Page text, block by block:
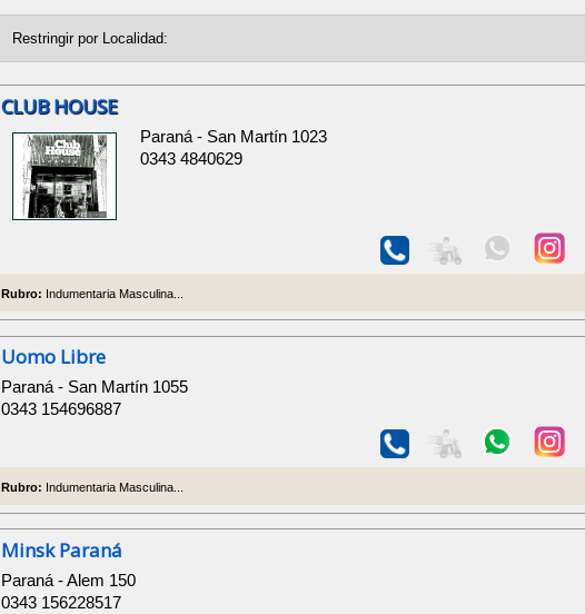
CLUB HOUSE
Paraná - San Martín 1023
0343 4840629
Rubro: Indumentaria Masculina...
Uomo Libre
Paraná - San Martín 1055
0343 154696887
Rubro: Indumentaria Masculina...
Minsk Paraná
Paraná - Alem 150
0343 156228517